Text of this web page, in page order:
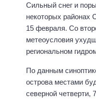
Сильный снег и
некоторых районах
15 февраля. Со
метеоусловия
региональном
По данным
острова местами
северной четверти,